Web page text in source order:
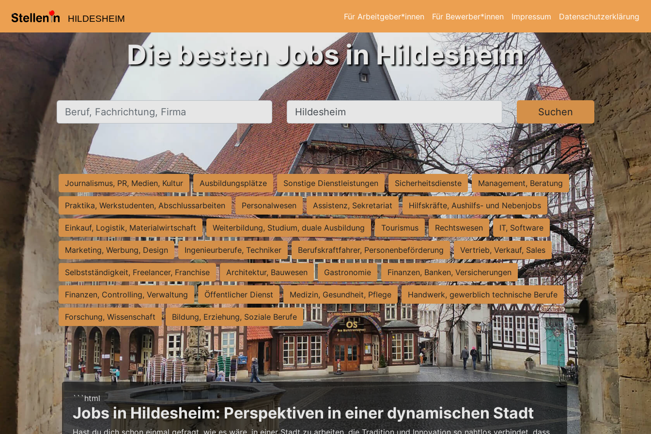
HILDESHEIM Für Arbeitgeber*innen Für Bewerber*innen Impressum Datenschutzerklärung
Die besten Jobs in Hildesheim
Beruf, Fachrichtung, Firma Ort, Stadt Suchen
Journalismus, PR, Medien, Kultur Ausbildungsplätze Sonstige Dienstleistungen Sicherheitsdienste Management, Beratung
Praktika, Werkstudenten, Abschlussarbeiten Personalwesen Assistenz, Sekretariat Hilfskräfte, Aushilfs- und Nebenjobs
Einkauf, Logistik, Materialwirtschaft Weiterbildung, Studium, duale Ausbildung Tourismus Rechtswesen IT, Software
Marketing, Werbung, Design Ingenieurberufe, Techniker Berufskraftfahrer, Personenbeförderung Vertrieb, Verkauf, Sales
Selbstständigkeit, Freelancer, Franchise Architektur, Bauwesen Gastronomie Finanzen, Banken, Versicherungen
Finanzen, Controlling, Verwaltung Öffentlicher Dienst Medizin, Gesundheit, Pflege Handwerk, gewerblich technische Berufe
Forschung, Wissenschaft Bildung, Erziehung, Soziale Berufe
```html
Jobs in Hildesheim: Perspektiven in einer dynamischen Stadt